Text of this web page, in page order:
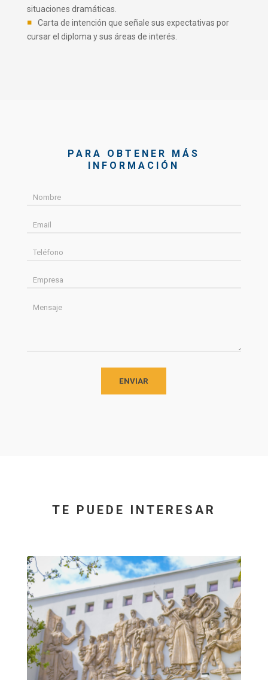
situaciones dramáticas.
Carta de intención que señale sus expectativas por
cursar el diploma y sus áreas de interés.
PARA OBTENER MÁS
INFORMACIÓN
TE PUEDE INTERESAR